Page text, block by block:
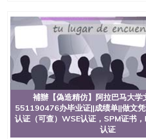
University）圣何塞州立大学学历证书
State University）圣何塞州立大学学历
Jose State University）圣何塞州立大
（San Jose State University）澳洲读
文凭学位qq微信551190476澳洲读
学学历 绩单购买学位证书/澳洲读本科
买澳洲大学毕业证成绩单假文凭学历
offieUniversityofSouthernQueensland
业找人做文凭学位qq微信551190476澳
昆士兰大学学历成绩单购买学位证书/
士做文凭/购买澳洲大学毕业证成绩单
理UPenn文凭Q/微信551190476宾夕
业证||成绩单||做文凭证书，做留信网
補辦【偽造精仿】阿拉巴马大学
551190476办毕业证||成绩单||做文
认证（可查）WSE认证，SPM证书
认证